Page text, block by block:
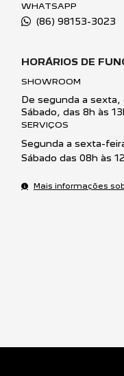
WHATSAPP
(86) 98153-3023
HORÁRIOS DE
SHOWROOM
De segunda a sexta,
Sábado, das 8h às
SERVIÇOS
Segunda a sexta-
Sábado das 08h às
Mais informações